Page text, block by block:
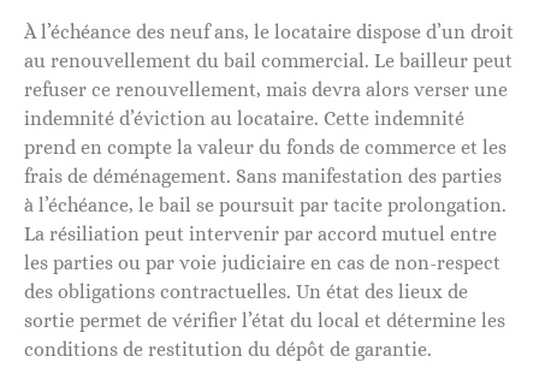
À l’échéance des neuf ans, le locataire dispose d’un droit
au renouvellement du bail commercial. Le bailleur peut
refuser ce renouvellement, mais devra alors verser une
indemnité d’éviction au locataire. Cette indemnité
prend en compte la valeur du fonds de commerce et les
frais de déménagement. Sans manifestation des parties
à l’échéance, le bail se poursuit par tacite prolongation.
La résiliation peut intervenir par accord mutuel entre
les parties ou par voie judiciaire en cas de non-respect
des obligations contractuelles. Un état des lieux de
sortie permet de vérifier l’état du local et détermine les
conditions de restitution du dépôt de garantie.